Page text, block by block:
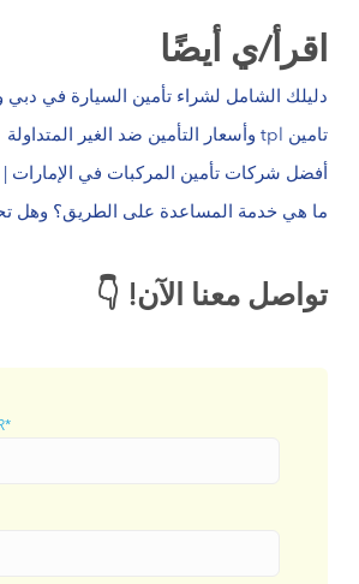
اقرأ/ي أيضًا
دليلك الشامل لشراء تأمين السيارة في دبي
تامين tpl وأسعار التأمين ضد الغير المتداولة
أفضل شركات تأمين المركبات في الإمارات
ما هي خدمة المساعدة على الطريق؟ وهل
تواصل معنا الآن! 👇